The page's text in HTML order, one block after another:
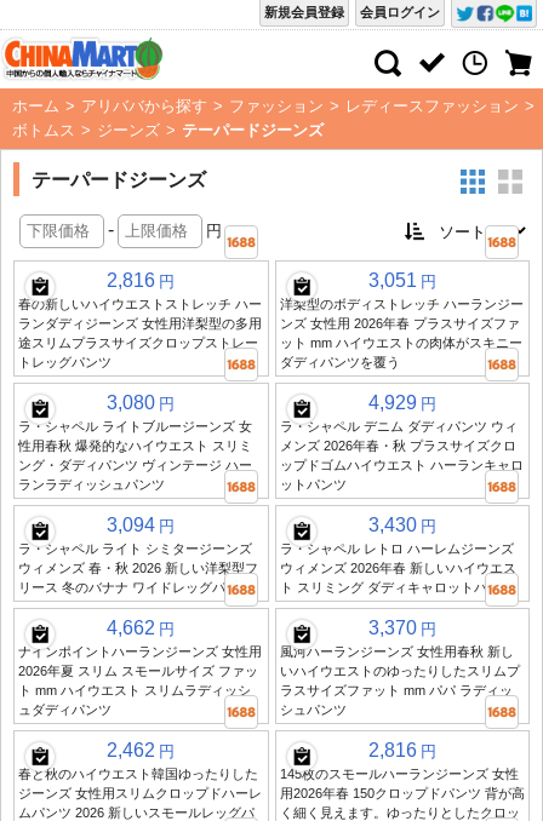
会員ログイン
新規会員登録
ホーム > アリババから探す > ファッション > レディースファッション >
ボトムス > ジーンズ > テーパードジーンズ
テーパードジーンズ
- 円
2,816 円
春の新しいハイウエストストレッチ ハー
ランダディジーンズ 女性用洋梨型の多用
途スリムプラスサイズクロップストレー
トレッグパンツ
3,051 円
洋梨型のボディストレッチ ハーランジー
ンズ 女性用 2026年春 プラスサイズファ
ット mm ハイウエストの肉体がスキニー
ダディパンツを覆う
3,080 円
ラ・シャペル ライトブルージーンズ 女
性用春秋 爆発的なハイウエスト スリミ
ング・ダディパンツ ヴィンテージ ハー
ランラディッシュパンツ
4,929 円
ラ・シャペル デニム ダディパンツ ウィ
メンズ 2026年春・秋 プラスサイズクロ
ップドゴムハイウエスト ハーランキャロ
ットパンツ
3,094 円
ラ・シャペル ライト シミタージーンズ
ウィメンズ 春・秋 2026 新しい洋梨型フ
リース 冬のバナナ ワイドレッグパンツ
3,430 円
ラ・シャペル レトロ ハーレムジーンズ
ウィメンズ 2026年春 新しいハイウエス
ト スリミング ダディキャロットパンツ
4,662 円
ナインポイントハーランジーンズ 女性用
2026年夏 スリム スモールサイズ ファッ
ト mm ハイウエスト スリムラディッシ
ュダディパンツ
3,370 円
風河ハーランジーンズ 女性用春秋 新し
いハイウエストのゆったりしたスリムプ
ラスサイズファット mm パパ ラディッ
シュパンツ
2,462 円
春と秋のハイウエスト韓国ゆったりした
ジーンズ 女性用スリムクロップドハーレ
ムパンツ 2026 新しいスモールレッグパ
2,816 円
145枚のスモールハーランジーンズ 女性
用2026年春 150クロップドパンツ 背が高
く細く見えます。ゆったりとしたクロッ